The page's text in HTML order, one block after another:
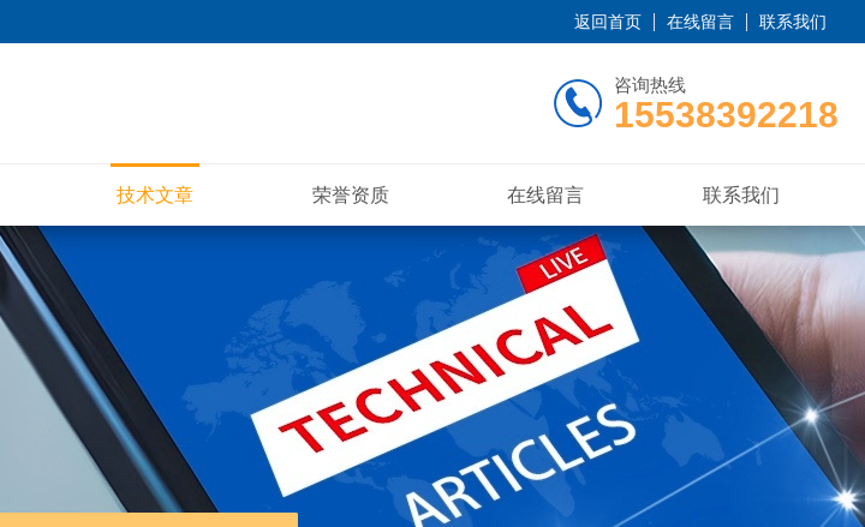
返回首页 在线留言 联系我们
咨询热线
15538392218
技术文章 荣誉资质 在线留言 联系我们